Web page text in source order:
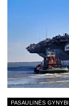
PASAULINĖS